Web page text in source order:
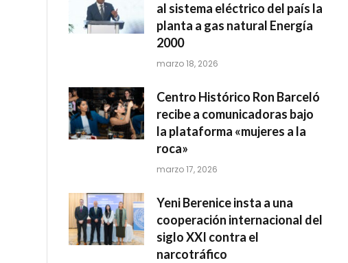
al sistema eléctrico del país la
planta a gas natural Energía
2000
marzo 18, 2026
Centro Histórico Ron Barceló
recibe a comunicadoras bajo
la plataforma «mujeres a la
roca»
marzo 17, 2026
Yeni Berenice insta a una
cooperación internacional del
siglo XXI contra el
narcotráfico